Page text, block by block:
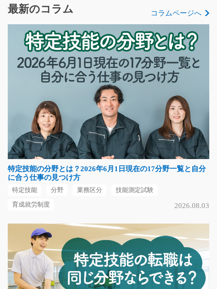
出荷作業をお願いし…
時給1,400円～
大阪府茨木市
気になる
みその検品、梱包/y11_00693
＼＼＼女性活躍中のお仕事／／／ ＝＝＝＝＝＝＝＝＝＝
＝＝＝＝＝＝＝＝…
長期（3ヶ月以上）
時給1200円
長野県伊那市
プラスチック製品の詰め替え・ラベル貼り/t01_00
016
◆高時給！！お友達同士の応募もＯＫです！◆社内用の
箱から専用の通箱へ製…
長期（3ヶ月以上）
最新のコラム コラムページへ
特定技能の分野とは？2026年6月1日現在の17分野一覧と自分
に合う仕事の見つけ方
特定技能 分野 業務区分 技能測定試験
育成就労制度 2026.08.03